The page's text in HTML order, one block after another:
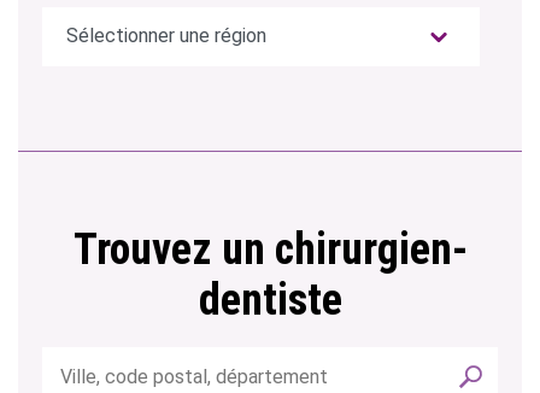
Trouvez un chirurgien-
dentiste